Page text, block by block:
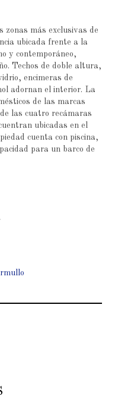
zonas más exclusivas de
ubicada frente a la
y contemporáneo,
Techos de doble altura,
encimeras de
adornan el interior. La
de las marcas
las cuatro recámaras
ubicadas en el
cuenta con piscina,
para un barco de